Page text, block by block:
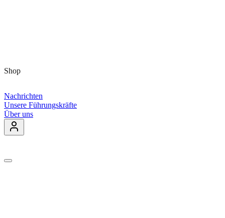
Shop
Nachrichten
Unsere Führungskräfte
Über uns